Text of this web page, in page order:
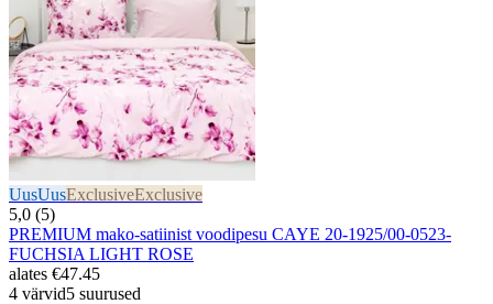
UusUusExclusiveExclusive
5,0 (5)
PREMIUM mako-satiinist voodipesu CAYE 20-1925/00-0523-
FUCHSIA LIGHT ROSE
alates €47.45
4 värvid5 suurused